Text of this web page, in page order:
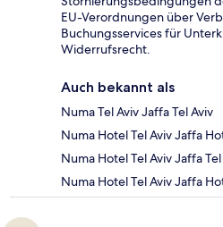
EU-Verordnungen über
Buchungsservices für
Widerrufsrecht.
Auch bekannt als
Numa Tel Aviv Jaffa Tel Aviv
Numa Hotel Tel Aviv Jaffa
Numa Hotel Tel Aviv Jaffa
Numa Hotel Tel Aviv Jaffa